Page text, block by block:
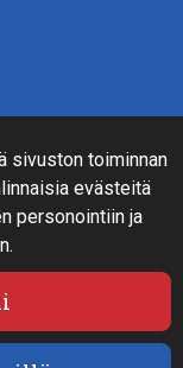
sivuston toiminnan
evästeitä
personointiin ja